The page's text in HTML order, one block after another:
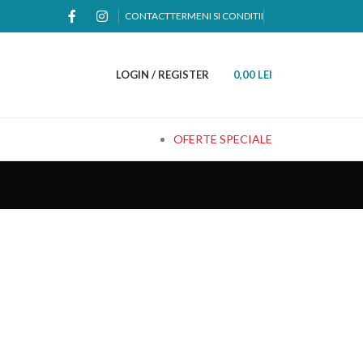
CONTACTTERMENI SI CONDITII
LOGIN / REGISTER 0,00 LEI
OFERTE SPECIALE